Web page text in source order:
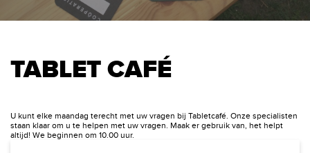
TABLET CAFÉ
U kunt elke maandag terecht met uw vragen bij Tabletcafé. Onze specialisten
staan klaar om u te helpen met uw vragen. Maak er gebruik van, het helpt
altijd! We beginnen om 10.00 uur.